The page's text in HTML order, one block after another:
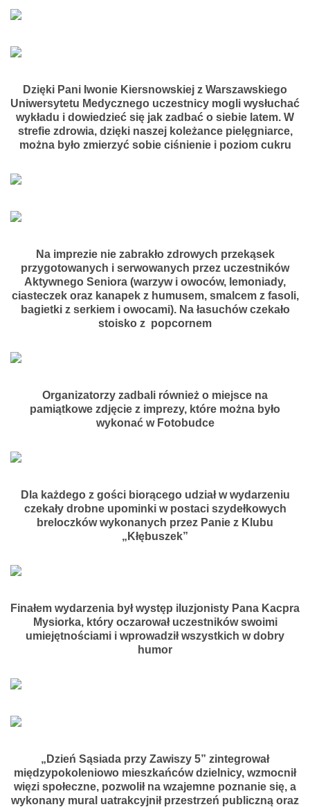
Dzięki Pani Iwonie Kiersnowskiej z Warszawskiego
Uniwersytetu Medycznego uczestnicy mogli wysłuchać
wykładu i dowiedzieć się jak zadbać o siebie latem. W
strefie zdrowia, dzięki naszej koleżance pielęgniarce,
można było zmierzyć sobie ciśnienie i poziom cukru
Na imprezie nie zabrakło zdrowych przekąsek
przygotowanych i serwowanych przez uczestników
Aktywnego Seniora (warzyw i owoców, lemoniady,
ciasteczek oraz kanapek z humusem, smalcem z fasoli,
bagietki z serkiem i owocami). Na łasuchów czekało
stoisko z popcornem
Organizatorzy zadbali również o miejsce na
pamiątkowe zdjęcie z imprezy, które można było
wykonać w Fotobudce
Dla każdego z gości biorącego udział w wydarzeniu
czekały drobne upominki w postaci szydełkowych
breloczków wykonanych przez Panie z Klubu
„Kłębuszek”
Finałem wydarzenia był występ iluzjonisty Pana Kacpra
Mysiorka, który oczarował uczestników swoimi
umiejętnościami i wprowadził wszystkich w dobry
humor
„Dzień Sąsiada przy Zawiszy 5” zintegrował
międzypokoleniowo mieszkańców dzielnicy, wzmocnił
więzi społeczne, pozwolił na wzajemne poznanie się, a
wykonany mural uatrakcyjnił przestrzeń publiczną oraz